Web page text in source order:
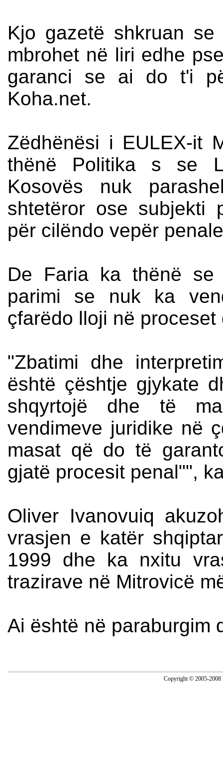
Kjo gazetë shkruan
mbrohet në liri edhe
garanci se ai do t'i
Koha.net.
Zëdhënësi i EULEX-it
thënë Politika s se
Kosovës nuk
shtetëror ose subjekti
për cilëndo vepër
De Faria ka thënë se
parimi se nuk ka
çfarëdo lloji në proceset
"Zbatimi dhe
është çështje gjykate
shqyrtojë dhe të
vendimeve juridike në
masat që do të
gjatë procesit penal"",
Oliver Ivanovuiq
vrasjen e katër
1999 dhe ka nxitu
trazirave në Mitrovicë
Ai është në paraburgim
Copyright © 2005-